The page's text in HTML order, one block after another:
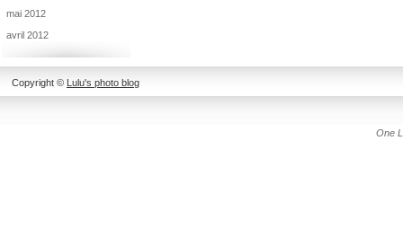
mai 2012
avril 2012
Copyright © Lulu's photo blog
One